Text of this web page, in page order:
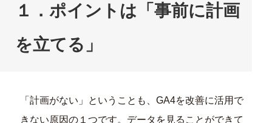
１．ポイントは「事前に計画
を立てる」
「計画がない」ということも、GA4を改善に活用で
きない原因の１つです。データを見ることができて